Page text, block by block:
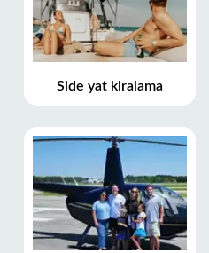
Side yat kiralama